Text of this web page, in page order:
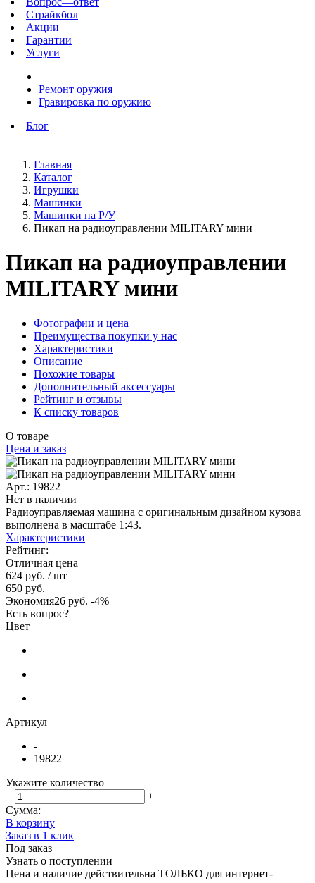
Страйкбол
Акции
Гарантии
Услуги
Ремонт оружия
Гравировка по оружию
Блог
Главная
Каталог
Игрушки
Машинки
Машинки на Р/У
Пикап на радиоуправлении MILITARY мини
Пикап на радиоуправлении
MILITARY мини
Фотографии и цена
Преимущества покупки у нас
Характеристики
Описание
Похожие товары
Дополнительный аксессуары
Рейтинг и отзывы
К списку товаров
О товаре
Цена и заказ
Арт.: 19822
Нет в наличии
Радиоуправляемая машина с оригинальным дизайном кузова
выполнена в масштабе 1:43.
Характеристики
Рейтинг:
Отличная цена
624 руб. / шт
650 руб.
Экономия26 руб. -4%
Есть вопрос?
Цвет
Артикул
-
19822
Укажите количество
−
+
Сумма:
В корзину
Заказ в 1 клик
Под заказ
Узнать о поступлении
Цена и наличие действительна ТОЛЬКО для интернет-